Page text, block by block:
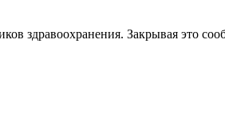
здравоохранения. Закрывая это